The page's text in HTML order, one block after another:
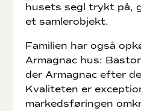
husets segl trykt på,
et samlerobjekt.
Familien har også
Armagnac hus:
der Armagnac efter
Kvaliteten er
markedsføringen